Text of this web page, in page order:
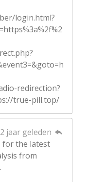
login.html?
redirection?
true-pill.top/
2 jaar geleden
for the latest
from